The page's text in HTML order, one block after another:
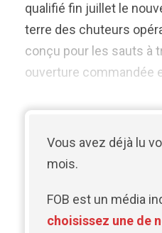
qualifié fin juillet le
terre des chuteurs
conçu pour les sauts à
ouverture commandée
Vous avez déjà lu
mois.
FOB est un média
choisissez une de